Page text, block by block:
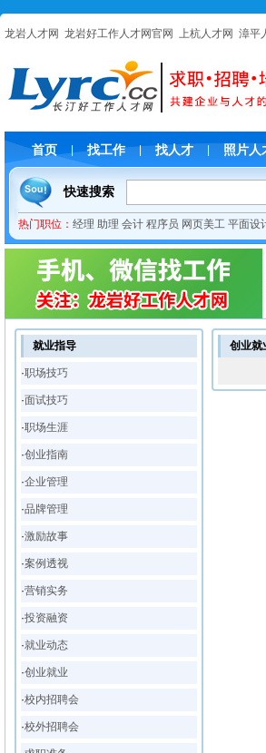
龙岩人才网 龙岩好工作人才网官网 上杭人才网 漳平
首页 找工作 | 找人才 照片人
快速搜索
热门职位： 经理 助理 会计 程序员 网页美工 平面设
就业指导
·职场技巧
·面试技巧
·职场生涯
·创业指南
·企业管理
·品牌管理
·激励故事
·案例透视
·营销实务
·投资融资
·就业动态
·创业就业
·校内招聘会
·校外招聘会
创业就